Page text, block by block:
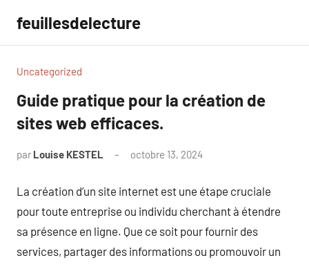
contenu
feuillesdelecture
Uncategorized
Guide pratique pour la création de
sites web efficaces.
par Louise KESTEL octobre 13, 2024
La création d’un site internet est une étape cruciale
pour toute entreprise ou individu cherchant à étendre
sa présence en ligne. Que ce soit pour fournir des
services, partager des informations ou promouvoir un